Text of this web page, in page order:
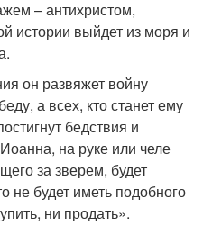
– антихристом,
истории выйдет из моря и
он развяжет войну
а всех, кто станет ему
бедствия и
на руке или челе
за зверем, будет
не будет иметь подобного
ни продать».